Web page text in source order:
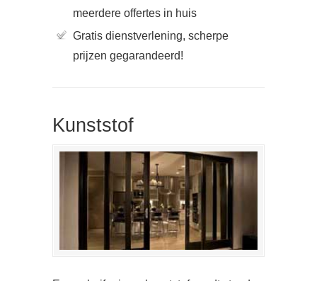
meerdere offertes in huis
Gratis dienstverlening, scherpe
prijzen gegarandeerd!
Kunststof